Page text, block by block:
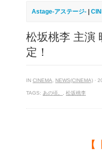
Astage-アステージ-
松坂桃李 主演
定！
IN CINEMA NEWS(CINEMA) ·
TAGS: あの頃。 松坂桃李
【